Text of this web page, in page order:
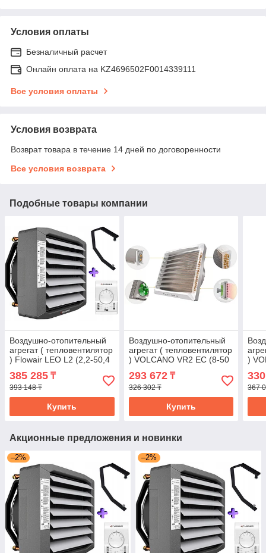
Условия оплаты
Безналичный расчет
Онлайн оплата на KZ4696502F0014339111
Все условия оплаты
Условия возврата
Возврат товара в течение 14 дней по договоренности
Все условия возврата
Подобные товары компании
Воздушно-отопительный
агрегат ( тепловентилятор
) Flowair LEO L2 (2,2-50,4
385 285 ₸
393 148 ₸
Купить
Воздушно-отопительный
агрегат ( тепловентилятор
) VOLCANO VR2 EC (8-50
кВт; 2400-4850м³/ч)
293 672₸
326 302 ₸
Купить
)
367
Акционные предложения и новинки
–2% –2%